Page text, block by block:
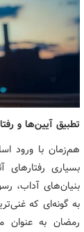
تطبیق آیین‌ها و
هم‌زمان با ورود
بسیاری
بنیان‌های آداب،
به گونه‌ای که
رمضان به‌ عنوان